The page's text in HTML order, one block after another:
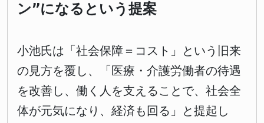
ン”になるという提案
小池氏は「社会保障＝コスト」という旧来
の見方を覆し、「医療・介護労働者の待遇
を改善し、働く人を支えることで、社会全
体が元気になり、経済も回る」と提起し